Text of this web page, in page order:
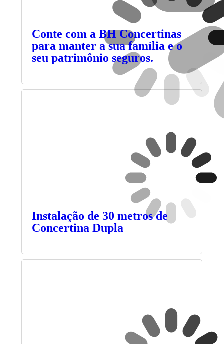
Conte com a BH Concertinas
para manter a sua família e o
seu patrimônio seguros.
Instalação de 30 metros de
Concertina Dupla